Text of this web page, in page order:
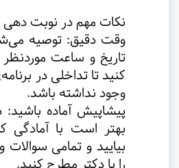
نکات مهم در نوبت دهی
وقت دقیق: توصیه
تاریخ و ساعت موردنظر
کنید تا تداخلی در
وجود نداشته باشد.
پیشاپیش آماده باشید:
بهتر است با
بیایید و تمامی